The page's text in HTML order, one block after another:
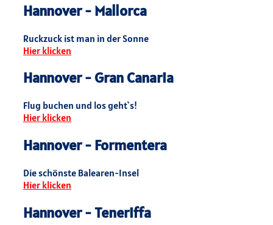
Hannover - Mallorca
Ruckzuck ist man in der Sonne
Hier klicken
Hannover - Gran Canaria
Flug buchen und los geht`s!
Hier klicken
Hannover - Formentera
Die schönste Balearen-Insel
Hier klicken
Hannover - Teneriffa